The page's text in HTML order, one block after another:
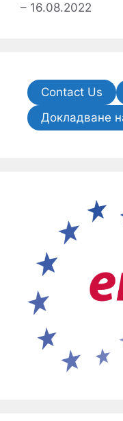
– 16.08.2022
Contact Us
Докладване